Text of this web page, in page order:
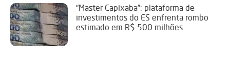
“Master Capixaba”: plataforma de
investimentos do ES enfrenta rombo
estimado em R$ 500 milhões